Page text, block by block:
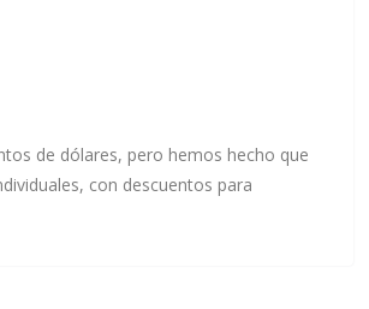
de dólares, pero hemos hecho que
con descuentos para